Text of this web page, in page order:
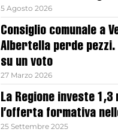
5 Agosto 2026
Consiglio comunale a
Albertella perde pezzi.
su un voto
27 Marzo 2026
La Regione investe
l’offerta formativa
25 Settembre 2025